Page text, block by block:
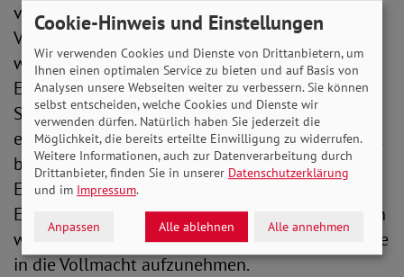
vielleicht der komplexeste Teil rund um die
Vorsorgevollmacht. Bedenken Sie immer: Alles
was Sie machen, soll dafür sorgen, dass im
Ernstfall Ihr Wille umgesetzt wird. Dafür haben
Sie einePatientenverfügung geschrieben
eine oder mehrere Personen mit einer Vollmacht
bedacht. Wenn verschiedene Menschen bei
Entscheidungen mitreden können, kommt am
Ende aber nicht immer das raus, was vorgesehen
war. Deshalb kann es ratsam sein, eine Rangfolge
in die Vollmacht aufzunehmen.
Cookie-Hinweis und Einstellungen
Wir verwenden Cookies und Dienste von Drittanbietern, um
Ihnen einen optimalen Service zu bieten und auf Basis von
Analysen unsere Webseiten weiter zu verbessern. Sie können
selbst entscheiden, welche Cookies und Dienste wir
verwenden dürfen. Natürlich haben Sie jederzeit die
Möglichkeit, die bereits erteilte Einwilligung zu widerrufen.
Weitere Informationen, auch zur Datenverarbeitung durch
Drittanbieter, finden Sie in unserer Datenschutzerklärung
und im Impressum.
Anpassen Alle ablehnen Alle annehmen